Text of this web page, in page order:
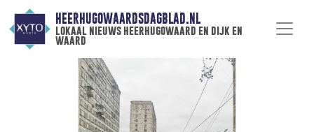
HEERHUGOWAARDSDAGBLAD.NL
lokaal nieuws heerhugowaard en dijk en
waard